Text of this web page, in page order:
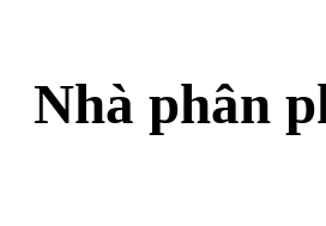
Nhà phân